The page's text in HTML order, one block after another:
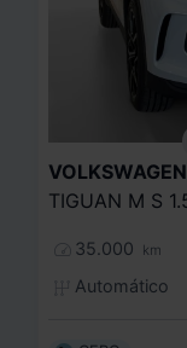
VOLKSWAGEN
35.000 km
Automático